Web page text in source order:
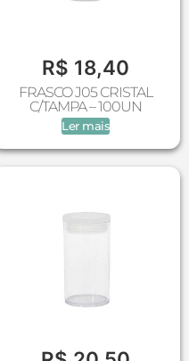
R$ 18,40
FRASCO J05 CRISTAL
C/TAMPA – 100UN
Ler mais